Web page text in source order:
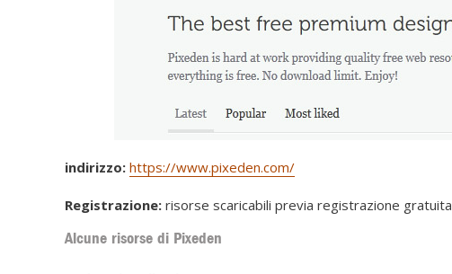
indirizzo: https://www.pixeden.com/
Registrazione: risorse scaricabili previa registrazione gratuita
Alcune risorse di Pixeden